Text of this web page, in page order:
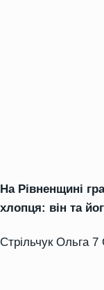
На Рівненщині
хлопця: він та
Стрільчук Ольга 7